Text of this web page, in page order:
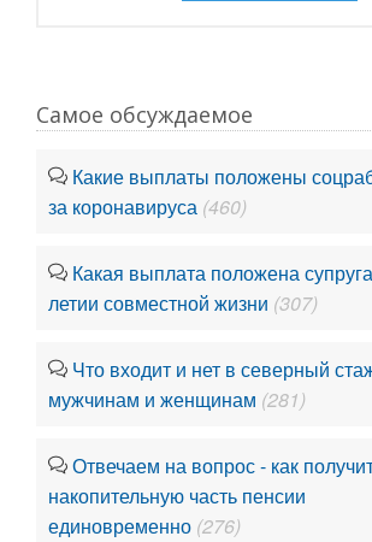
Самое обсуждаемое
Какие выплаты положены
за коронавируса (460)
Какая выплата положена
летии совместной жизни (307)
Что входит и нет в северный
мужчинам и женщинам (281)
Отвечаем на вопрос - как
накопительную часть пенсии
единовременно (276)